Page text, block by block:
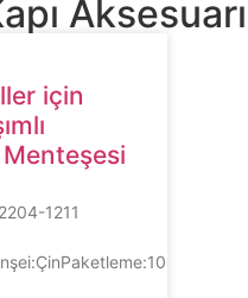
Aksesuarı​​
için
1211​​